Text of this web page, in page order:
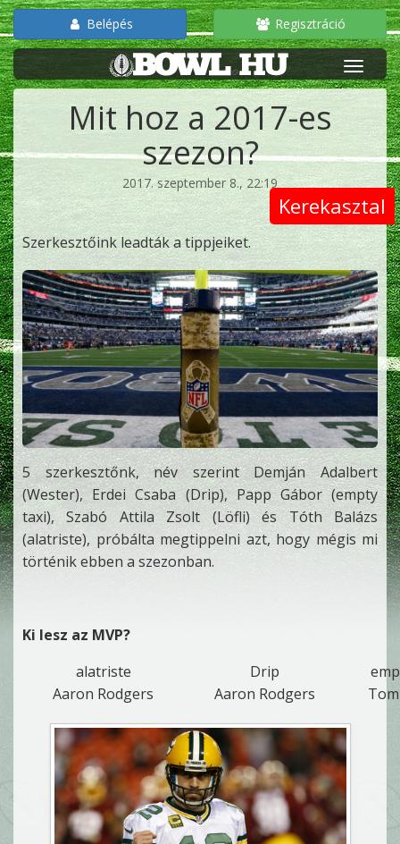
Belépés Regisztráció
Mit hoz a 2017-es
szezon?
2017. szeptember 8., 22:19
Kerekasztal
Szerkesztőink leadták a tippjeiket.
5 szerkesztőnk, név szerint Demján Adalbert
(Wester), Erdei Csaba (Drip), Papp Gábor (empty
taxi), Szabó Attila Zsolt (Löfli) és Tóth Balázs
(alatriste), próbálta megtippelni azt, hogy mégis mi
történik ebben a szezonban.
Ki lesz az MVP?
alatriste
Drip
Aaron Rodgers
Aaron Rodgers